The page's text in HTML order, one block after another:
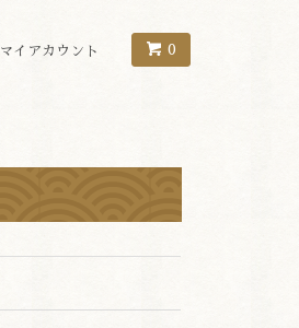
0
マイアカウント